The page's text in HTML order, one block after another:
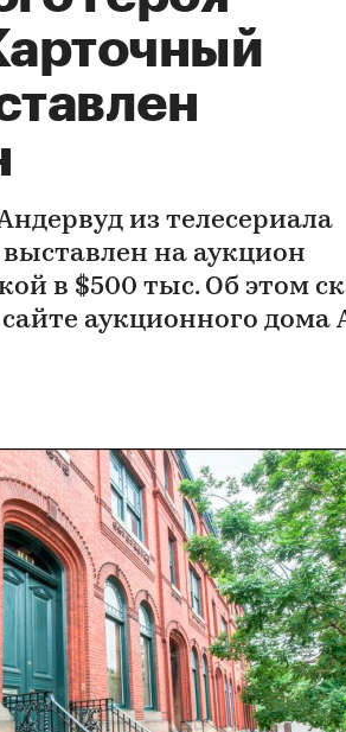
из телесериала
на аукцион
в $500 тыс. Об этом
аукционного дома